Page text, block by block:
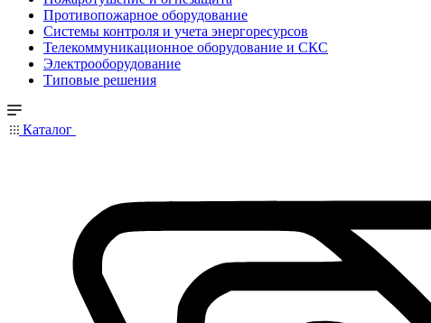
Противопожарное оборудование
Системы контроля и учета энергоресурсов
Телекоммуникационное оборудование и СКС
Электрооборудование
Типовые решения
Каталог